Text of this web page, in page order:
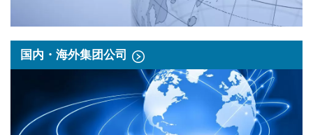
国内・海外集团公司